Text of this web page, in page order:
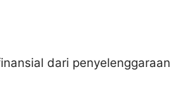
dari penyelenggaraan